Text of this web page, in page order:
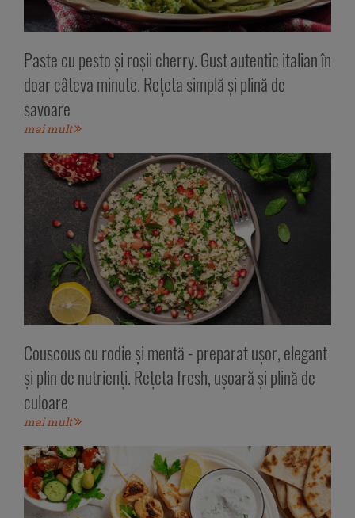
Paste cu pesto și roșii cherry. Gust autentic italian în
doar câteva minute. Rețeta simplă și plină de
savoare
mai mult
Couscous cu rodie și mentă - preparat ușor, elegant
și plin de nutrienți. Rețeta fresh, ușoară și plină de
culoare
mai mult